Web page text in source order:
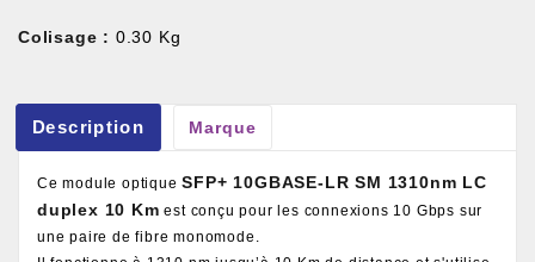
Colisage : 0.30 Kg
Description Marque
Ce module optiqueSFP+ 10GBASE-LR SM 1310nm LC
duplex 10 Km est conçu pour les connexions 10 Gbps sur
une paire de fibre monomode.